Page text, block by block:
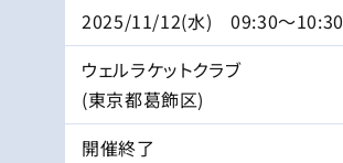
2025/11/12(水) 09:30～10:30
ウェルラケットクラブ
(東京都葛飾区)
開催終了